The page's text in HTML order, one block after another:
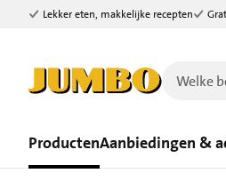
Ga naar zoeken
Ga naar hoofdinhoud
Lekker eten, makkelijke recepten
ProductenAanbiedingen &